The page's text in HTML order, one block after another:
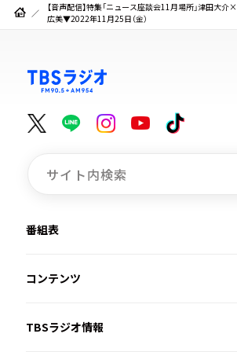
【音声配信】特集「ニュース座談会11月場所」津田
広美▼2022年11月25日（金）
番組表
コンテンツ
TBSラジオ情報